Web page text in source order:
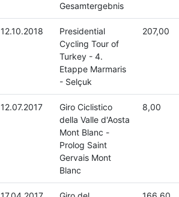
Gesamtergebnis
12.10.2018
Presidential
Cycling Tour of
Turkey - 4.
Etappe Marmaris
- Selçuk
207,00
12.07.2017
Giro Ciclistico
della Valle d'Aosta
Mont Blanc -
Prolog Saint
Gervais Mont
Blanc
8,00